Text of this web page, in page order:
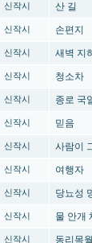
신작시 산 길
신작시 손편지
신작시 새벽 지
신작시 청소차
신작시 종로 국
신작시 믿음
신작시 사람이
신작시 여행자
신작시 당뇨성
신작시 물 안개
신작시 동리목